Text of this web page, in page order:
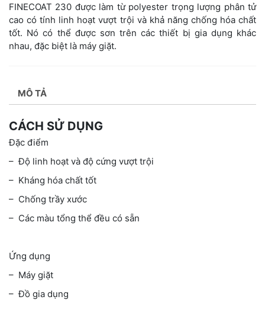
FINECOAT 230 được làm từ polyester trọng lượng phân tử
cao có tính linh hoạt vượt trội và khả năng chống hóa chất
tốt. Nó có thể được sơn trên các thiết bị gia dụng khác
nhau, đặc biệt là máy giặt.
MÔ TẢ
CÁCH SỬ DỤNG
Đặc điểm
– Độ linh hoạt và độ cứng vượt trội
– Kháng hóa chất tốt
– Chống trầy xước
– Các màu tổng thể đều có sẵn
Ứng dụng
– Máy giặt
– Đồ gia dụng